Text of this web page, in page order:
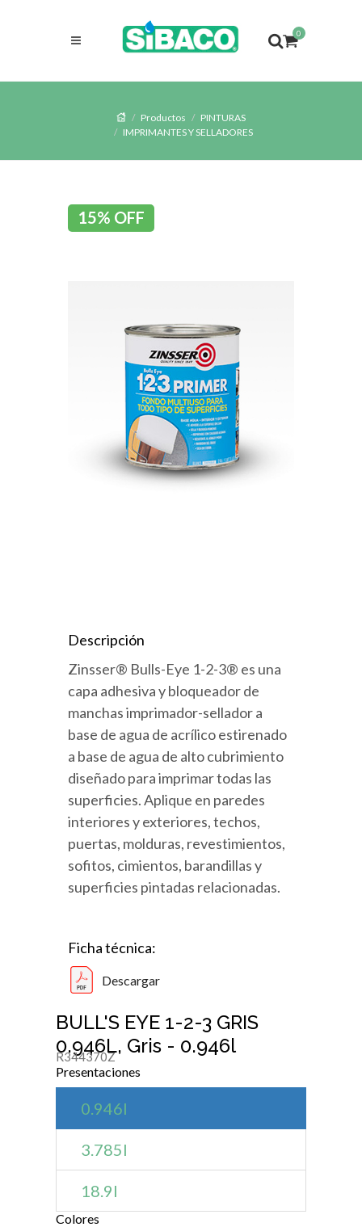
0
Productos
PINTURAS
IMPRIMANTES Y SELLADORES
15% OFF
Descripción
Zinsser® Bulls-Eye 1-2-3® es una
capa adhesiva y bloqueador de
manchas imprimador-sellador a
base de agua de acrílico estirenado
a base de agua de alto cubrimiento
diseñado para imprimar todas las
superficies. Aplique en paredes
interiores y exteriores, techos,
puertas, molduras, revestimientos,
sofitos, cimientos, barandillas y
superficies pintadas relacionadas.
Ficha técnica:
Descargar
BULL'S EYE 1-2-3 GRIS
0.946L, Gris - 0.946l
R344370Z
Presentaciones
0.946l
3.785l
18.9l
Colores